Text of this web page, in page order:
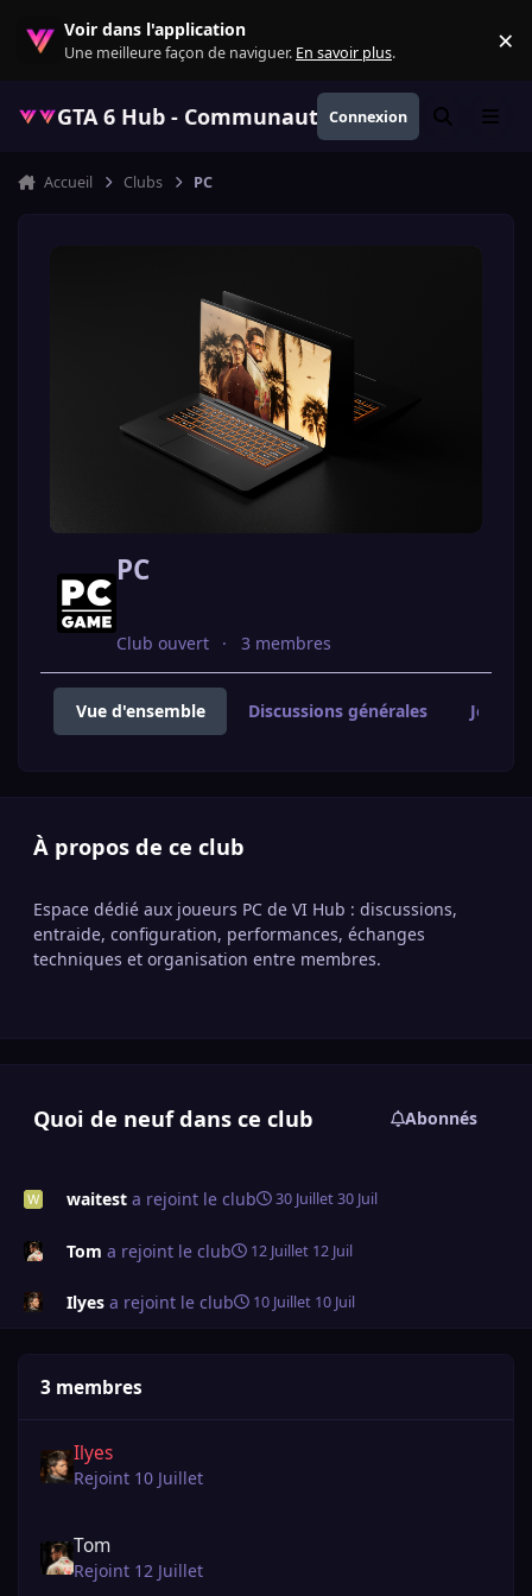
Voir dans l'application
Une meilleure façon de naviguer. En savoir plus. ×
GTA 6 Hub - Communauté GTA VI
Connexion Rechercher
Menu
Accueil Clubs PC
PC
Club ouvert 3 membres
Vue d'ensemble Discussions générales Jouer
À propos de ce club
Espace dédié aux joueurs PC de VI Hub : discussions,
entraide, configuration, performances, échanges
techniques et organisation entre membres.
Quoi de neuf dans ce club Abonnés
waitest a rejoint le club 30 Juillet30 Juil
Tom a rejoint le club 12 Juillet 12 Juil
Ilyes a rejoint le club 10 Juillet 10 Juil
3 membres
Ilyes
Rejoint 10 Juillet
Tom
Rejoint 12 Juillet